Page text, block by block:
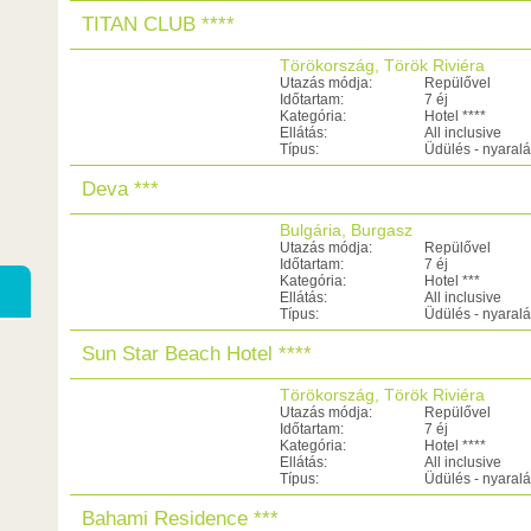
TITAN CLUB ****
Törökország, Török Riviéra
Utazás módja:
Repülővel
Időtartam:
7 éj
Kategória:
Hotel ****
Ellátás:
All inclusive
Típus:
Üdülés -
Deva ***
Bulgária, Burgasz
Utazás módja:
Repülővel
Időtartam:
7 éj
Kategória:
Hotel ***
Ellátás:
All inclusive
Típus:
Üdülés -
Sun Star Beach Hotel ****
Törökország, Török Riviéra
Utazás módja:
Repülővel
Időtartam:
7 éj
Kategória:
Hotel ****
Ellátás:
All inclusive
Típus:
Üdülés -
Bahami Residence ***